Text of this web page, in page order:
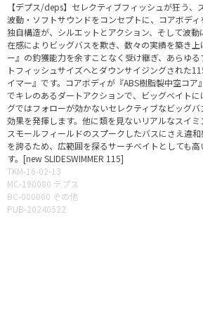
【デプス/deps】セレクティブフィッシュが狂う、
波動・ソフトサウンドをコンセプトに、コアボデ
独自構造が、シルエットとアクション、そして波
在感によりビッグバスを欺き、数々の実績を築き
ー』の釣獲能力を余すことなく受け継ぎ、あらゆ
トフィッシュサイズへとダウンサイジングされた
イマー』です。コアボディが『ABS樹脂製中空コア
でキレのあるダートアクションで、ビッグベイト
グではフォローが効かないセレクティブなビッグ
効果を発揮します。他に類を見ないリアルなスイ
スモールフィールドのスプークしたバスにさえ違
を誇るため、広範囲を探るサーチベイトとしても
す。[new SLIDESWIMMER 115]
TKM-16-02-13
MC-190080 デプス
BC-000000 その他
PUB-20240522